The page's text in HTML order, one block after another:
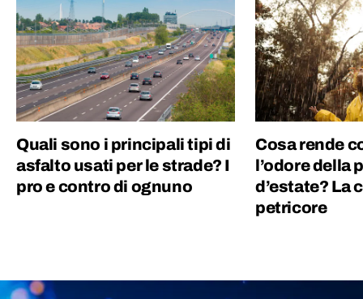
Quali sono i principali tipi di
asfalto usati per le strade? I
pro e contro di ognuno
Cosa rende
l’odore della
d’estate? La
petricore